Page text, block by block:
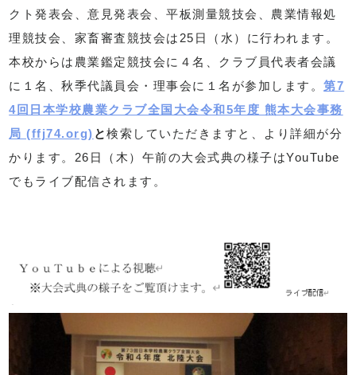
クト発表会、意見発表会、平板測量競技会、農業情報処
理競技会、家畜審査競技会は25日（水）に行われます。
本校からは農業鑑定競技会に４名、クラブ員代表者会議
に１名、秋季代議員会・理事会に１名が参加します。第7
4回日本学校農業クラブ全国大会令和5年度 熊本大会事務
局 (ffj74.org) と検索していただきますと、より詳細が分
かります。26日（木）午前の大会式典の様子はYouTube
でもライブ配信されます。